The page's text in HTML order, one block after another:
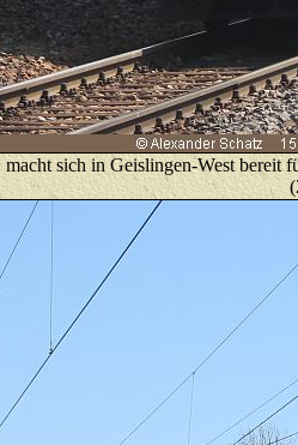
macht sich in Geislingen-West bereit